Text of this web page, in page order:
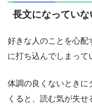
長文になっていな
好きな人のことを心配
に打ち込んでしまって
体調の良くないときに
くると、読む気が失